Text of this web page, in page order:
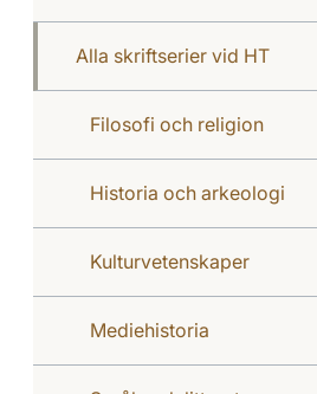
Alla skriftserier vid HT
Filosofi och religion
Historia och arkeologi
Kulturvetenskaper
Mediehistoria